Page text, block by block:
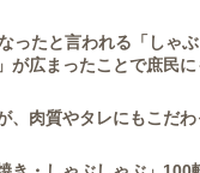
ったと言われる「しゃ
が広まったことで庶民
、肉質やタレにもこだわ